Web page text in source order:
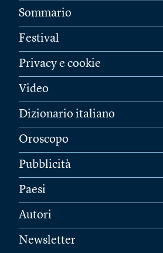
Sommario
Festival
Privacy e cookie
Video
Dizionario italiano
Oroscopo
Pubblicità
Paesi
Autori
Newsletter